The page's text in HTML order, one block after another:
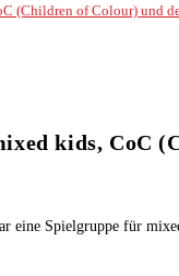
(Children of Colour) und
kids, CoC
eine Spielgruppe für